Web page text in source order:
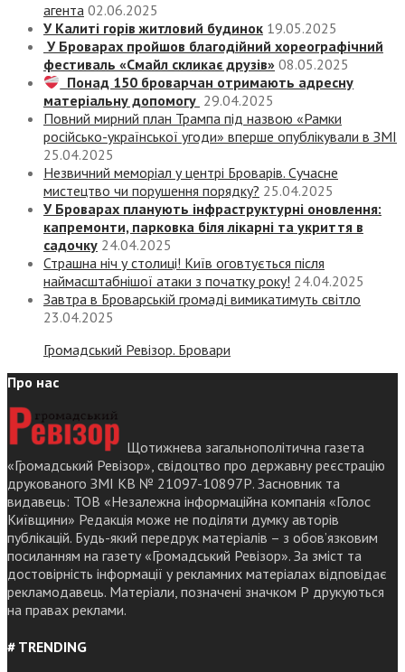
агента 02.06.2025
У Калиті горів житловий будинок 19.05.2025
У Броварах пройшов благодійний хореографічний
фестиваль «Смайл скликає друзів» 08.05.2025
Понад 150 броварчан отримають адресну
матеріальну допомогу 29.04.2025
Повний мирний план Трампа під назвою «‎Рамки
російсько-української угоди» вперше опублікували в ЗМІ
25.04.2025
Незвичний меморіал у центрі Броварів. Сучасне
мистецтво чи порушення порядку? 25.04.2025
У Броварах планують інфраструктурні оновлення:
капремонти, парковка біля лікарні та укриття в
садочку 24.04.2025
Страшна ніч у столиці! Київ оговтується після
наймасштабнішої атаки з початку року! 24.04.2025
Завтра в Броварській громаді вимикатимуть світло
23.04.2025
Громадський Ревізор. Бровари
Про нас
Щотижнева загальнополітична газета
«Громадський Ревізор», свідоцтво про державну реєстрацію
друкованого ЗМІ КВ № 21097-10897Р. Засновник та
видавець: ТОВ «Незалежна інформаційна компанія «Голос
Київщини» Редакція може не поділяти думку авторів
публікацій. Будь-який передрук матеріалів – з обов’язковим
посиланням на газету «Громадський Ревізор». За зміст та
достовірність інформації у рекламних матеріалах відповідає
рекламодавець. Матеріали, позначені значком Р друкуються
на правах реклами.
# TRENDING